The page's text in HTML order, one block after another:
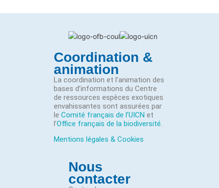
Coordination &
animation
La coordination et l’animation des
bases d’informations du Centre
de ressources espèces exotiques
envahissantes sont assurées par
le Comité français de l’UICN et
l’Office français de la biodiversité.
Mentions légales & Cookies
Nous
contacter